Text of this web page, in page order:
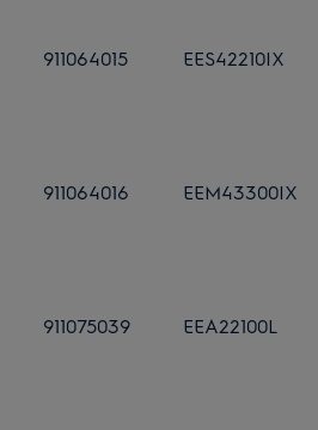
911064015 EES42210IX
911064016 EEM43300IX
911075039 EEA22100L